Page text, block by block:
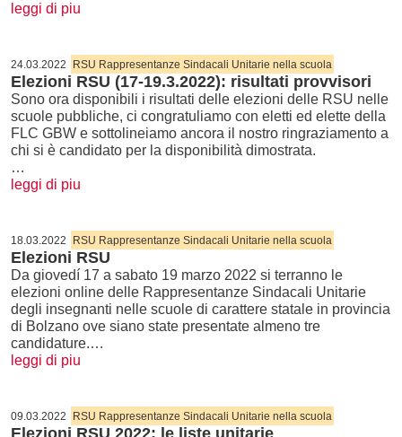
leggi di piu
24.03.2022 RSU Rappresentanze Sindacali Unitarie nella scuola
Elezioni RSU (17-19.3.2022): risultati provvisori
Sono ora disponibili i risultati delle elezioni delle RSU nelle
scuole pubbliche, ci congratuliamo con eletti ed elette della
FLC GBW e sottolineiamo ancora il nostro ringraziamento a
chi si è candidato per la disponibilità dimostrata.
…
leggi di piu
18.03.2022 RSU Rappresentanze Sindacali Unitarie nella scuola
Elezioni RSU
Da giovedí 17 a sabato 19 marzo 2022 si terranno le
elezioni online delle Rappresentanze Sindacali Unitarie
degli insegnanti nelle scuole di carattere statale in provincia
di Bolzano ove siano state presentate almeno tre
candidature.…
leggi di piu
09.03.2022 RSU Rappresentanze Sindacali Unitarie nella scuola
Elezioni RSU 2022: le liste unitarie